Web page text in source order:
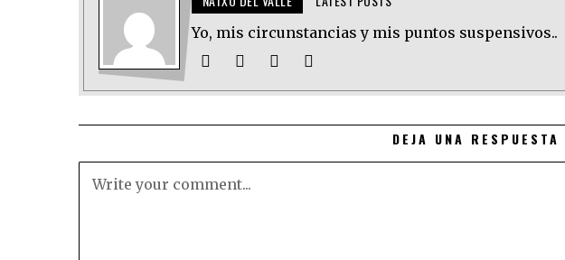
Yo, mis circunstancias y mis puntos suspensivos..
DEJA UNA RESPUESTA